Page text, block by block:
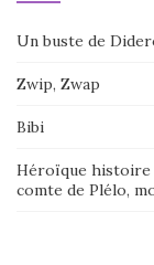
Un buste de
Zwip, Zwap
Bibi
Héroïque histoire
comte de Plélo,